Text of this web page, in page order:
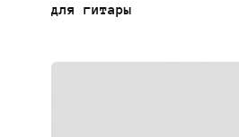
для гитары